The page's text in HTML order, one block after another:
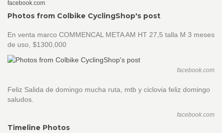
facebook.com
Photos from Colbike CyclingShop's post
En venta marco COMMENCAL META AM HT 27,5 talla M 3 meses
de uso, $1300,000
facebook.com
Feliz Salida de domingo mucha ruta, mtb y ciclovia feliz domingo
saludos.
facebook.com
Timeline Photos